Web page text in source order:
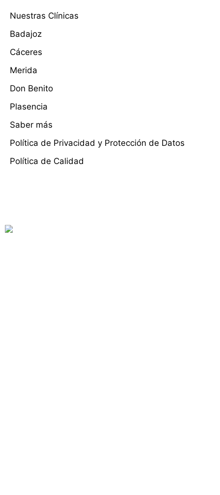
Nuestras Clínicas
Badajoz
Cáceres
Merida
Don Benito
Plasencia
Saber más
Política de Privacidad y Protección de Datos
Política de Calidad